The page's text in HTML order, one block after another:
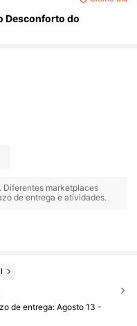
Desconforto do
. Diferentes marketplaces
de entrega e atividades.
de entrega:Agosto 13 -